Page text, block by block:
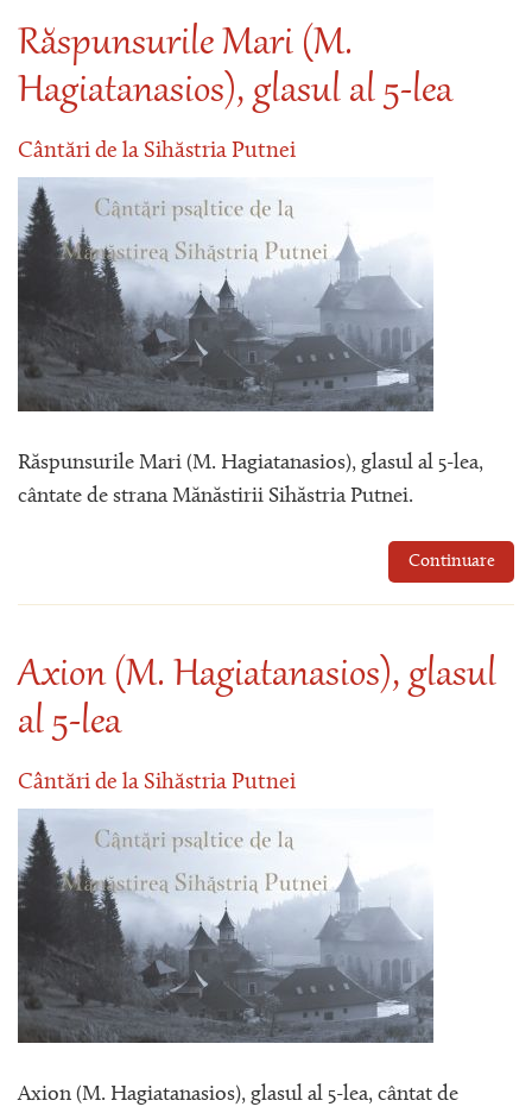
Răspunsurile Mari (M.
Hagiatanasios), glasul al 5-lea
Cântări de la Sihăstria Putnei
Răspunsurile Mari (M. Hagiatanasios), glasul al 5-lea,
cântate de strana Mănăstirii Sihăstria Putnei.
Continuare
Axion (M. Hagiatanasios), glasul
al 5-lea
Cântări de la Sihăstria Putnei
Axion (M. Hagiatanasios), glasul al 5-lea, cântat de